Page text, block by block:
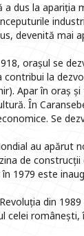
dus la apariția
devenită mai
orașul se
contribui la
Apar în oraș
În
Se
au apărut
de
1979 este
din
celei românești,